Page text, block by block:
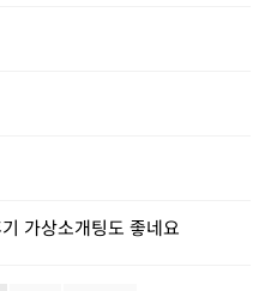
가상소개팅도 좋네요